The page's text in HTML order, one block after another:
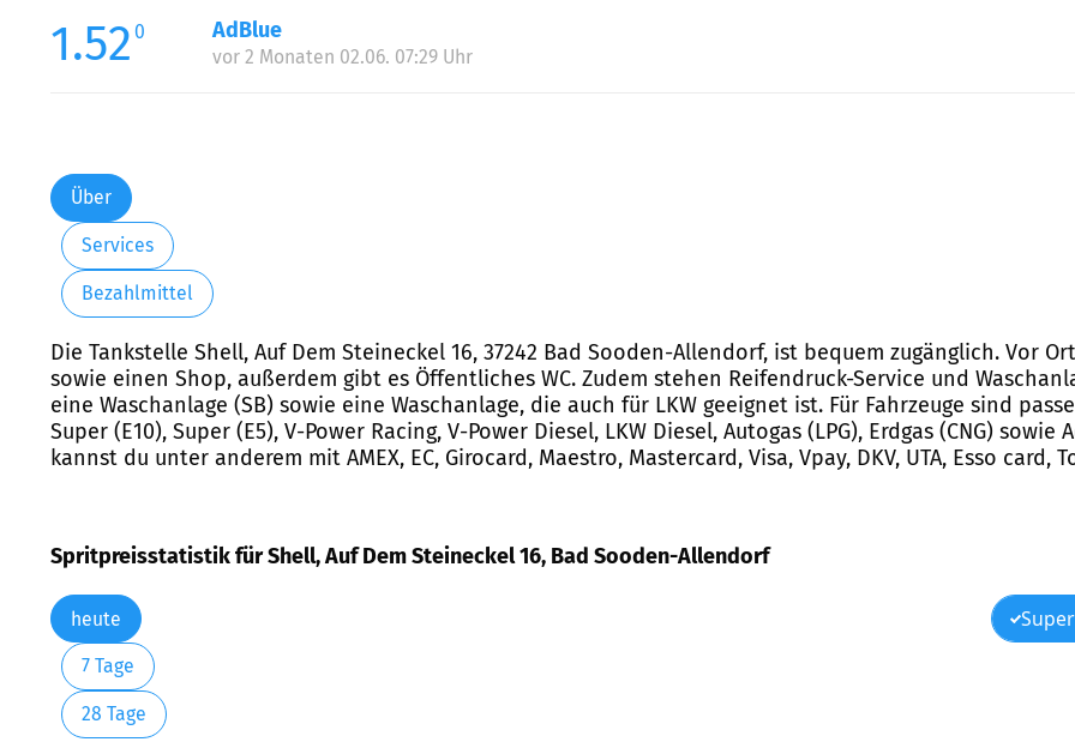
1.52 0 AdBlue
vor 2 Monaten 02.06. 07:29 Uhr
Über
Services
Bezahlmittel
Die Tankstelle Shell, Auf Dem Steineckel 16, 37242 Bad Sooden-Allendorf, ist bequem zugänglich. Vor
sowie einen Shop, außerdem gibt es Öffentliches WC. Zudem stehen Reifendruck-Service und
eine Waschanlage (SB) sowie eine Waschanlage, die auch für LKW geeignet ist. Für Fahrzeuge sind
Super (E10), Super (E5), V-Power Racing, V-Power Diesel, LKW Diesel, Autogas (LPG), Erdgas (CNG) sowie
kannst du unter anderem mit AMEX, EC, Girocard, Maestro, Mastercard, Visa, Vpay, DKV, UTA, Esso card,
Spritpreisstatistik für Shell, Auf Dem Steineckel 16, Bad Sooden-Allendorf
heute
7 Tage
28 Tage